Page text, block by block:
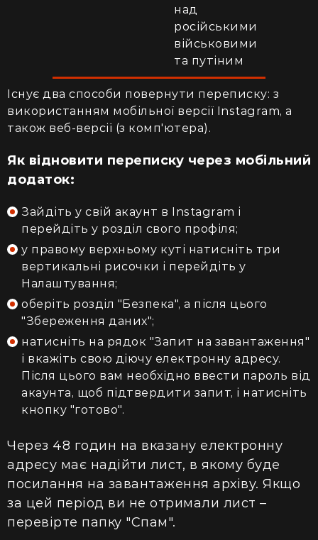
над
російськими
військовими
та путіним
Існує два способи повернути переписку: з
використанням мобільної версії Instagram, а
також веб-версії (з комп'ютера).
Як відновити переписку через мобільний
додаток:
Зайдіть у свій акаунт в Instagram і
перейдіть у розділ свого профіля;
у правому верхньому куті натисніть три
вертикальні рисочки і перейдіть у
Налаштування;
оберіть розділ "Безпека", а після цього
"Збереження даних";
натисніть на рядок "Запит на завантаження"
і вкажіть свою діючу електронну адресу.
Після цього вам необхідно ввести пароль від
акаунта, щоб підтвердити запит, і натисніть
кнопку "готово".
Через 48 годин на вказану електронну
адресу має надійти лист, в якому буде
посилання на завантаження архіву. Якщо
за цей період ви не отримали лист –
перевірте папку "Спам".